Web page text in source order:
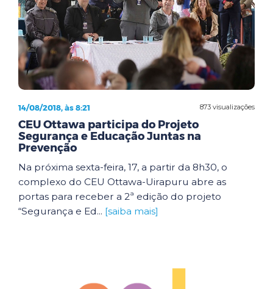
873 visualizações
14/08/2018, às 8:21
CEU Ottawa participa do Projeto
Segurança e Educação Juntas na
Prevenção
Na próxima sexta-feira, 17, a partir da 8h30, o
complexo do CEU Ottawa-Uirapuru abre as
portas para receber a 2ª edição do projeto
“Segurança e Ed... [saiba mais]